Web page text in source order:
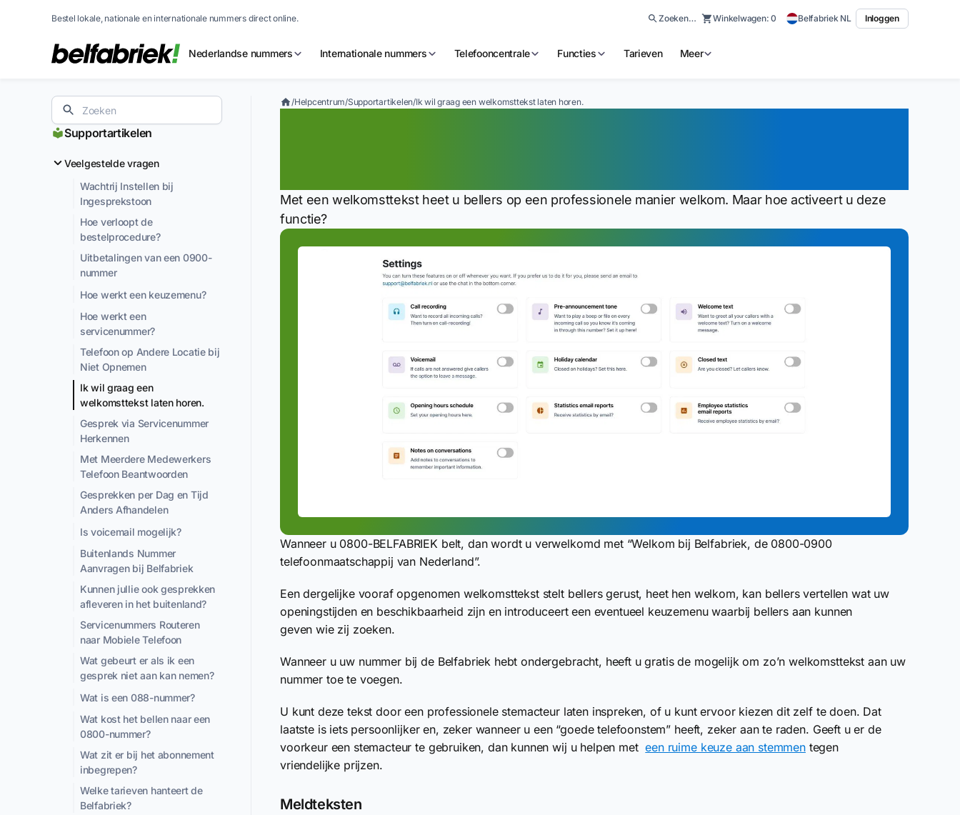
Bestel lokale, nationale en internationale nummers direct online. Zoeken… Winkelwagen:0 Belfabriek NL Inloggen
Nederlandse nummers Internationale nummers Telefooncentrale Functies Tarieven Meer
Supportartikelen
Veelgestelde vragen
Wachtrij Instellen bij
Ingesprekstoon
Hoe verloopt de
bestelprocedure?
Uitbetalingen van een 0900-
nummer
Hoe werkt een keuzemenu?
Hoe werkt een
servicenummer?
Telefoon op Andere Locatie bij
Niet Opnemen
Ik wil graag een
welkomsttekst laten horen.
Gesprek via Servicenummer
Herkennen
Met Meerdere Medewerkers
Telefoon Beantwoorden
Gesprekken per Dag en Tijd
Anders Afhandelen
Is voicemail mogelijk?
Buitenlands Nummer
Aanvragen bij Belfabriek
Kunnen jullie ook gesprekken
afleveren in het buitenland?
Servicenummers Routeren
naar Mobiele Telefoon
Wat gebeurt er als ik een
gesprek niet aan kan nemen?
Wat is een 088-nummer?
Wat kost het bellen naar een
0800-nummer?
Wat zit er bij het abonnement
inbegrepen?
Welke tarieven hanteert de
Belfabriek?
/Helpcentrum/Supportartikelen/Ik wil graag een welkomsttekst laten horen.
Met een welkomsttekst heet u bellers op een professionele manier welkom. Maar hoe activeert u deze
functie?
Wanneer u 0800-BELFABRIEK belt, dan wordt u verwelkomd met “Welkom bij Belfabriek, de 0800-0900
telefoonmaatschappij van Nederland”.
Een dergelijke vooraf opgenomen welkomsttekst stelt bellers gerust, heet hen welkom, kan bellers vertellen wat uw
openingstijden en beschikbaarheid zijn en introduceert een eventueel keuzemenu waarbij bellers aan kunnen
geven wie zij zoeken.
Wanneer u uw nummer bij de Belfabriek hebt ondergebracht, heeft u gratis de mogelijk om zo’n welkomsttekst aan uw
nummer toe te voegen.
U kunt deze tekst door een professionele stemacteur laten inspreken, of u kunt ervoor kiezen dit zelf te doen. Dat
laatste is iets persoonlijker en, zeker wanneer u een “goede telefoonstem” heeft, zeker aan te raden. Geeft u er de
voorkeur een stemacteur te gebruiken, dan kunnen wij u helpen meteen ruime keuze aan stemmentegen
vriendelijke prijzen.
Meldteksten